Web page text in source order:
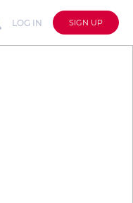
LOG IN SIGN UP